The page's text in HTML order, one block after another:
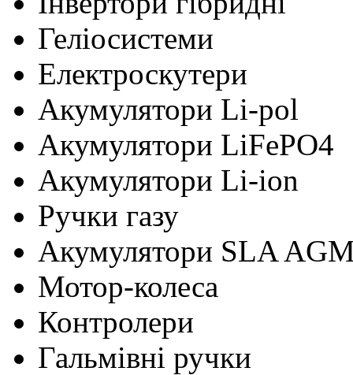
Геліосистеми
Електроскутери
Акумулятори Li-pol
Акумулятори LiFePO4
Акумулятори Li-ion
Ручки газу
Акумулятори SLA
Мотор-колеса
Контролери
Гальмівні ручки